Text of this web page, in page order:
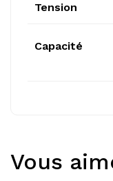
Tension
Capacité
Vous